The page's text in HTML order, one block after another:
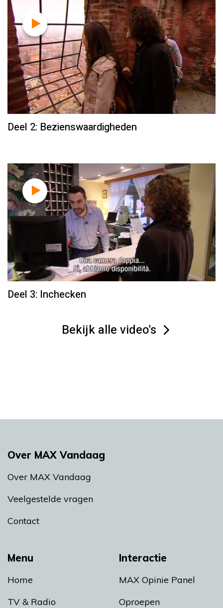
Deel 2: Bezienswaardigheden
Deel 3: Inchecken
Bekijk alle video's
Menu
Home
TV & Radio
Interactie
MAX Opinie Panel
Oproepen
Over MAX Vandaag
Over MAX Vandaag
Veelgestelde vragen
Contact